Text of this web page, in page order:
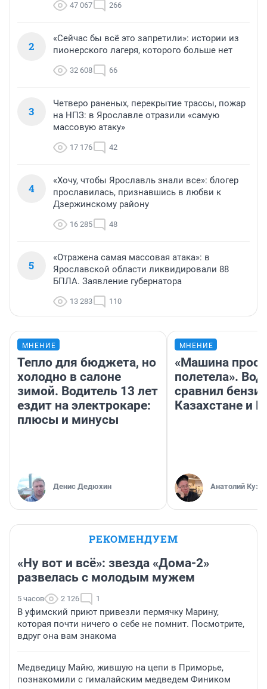
47 067 266
2
«Сейчас бы всё это запретили»: истории из
пионерского лагеря, которого больше нет
32 608 66
3
Четверо раненых, перекрытие трассы, пожар
на НПЗ: в Ярославле отразили «самую
массовую атаку»
17 176 42
4
«Хочу, чтобы Ярославль знали все»: блогер
прославилась, признавшись в любви к
Дзержинскому району
16 285 48
5
«Отражена самая массовая атака»: в
Ярославской области ликвидировали 88
БПЛА. Заявление губернатора
13 283 110
МНЕНИЕ
Тепло для бюджета, но
холодно в салоне
зимой. Водитель 13 лет
ездит на электрокаре:
плюсы и минусы
Денис Дедюхин
МНЕНИЕ
«Машина
полетела».
сравнил
Казахстане и
Анатолий
РЕКОМЕНДУЕМ
«Ну вот и всё»: звезда «Дома-2»
развелась с молодым мужем
5 часов 2 126 1
В уфимский приют привезли пермячку Марину,
которая почти ничего о себе не помнит. Посмотрите,
вдруг она вам знакома
Медведицу Майю, жившую на цепи в Приморье,
познакомили с гималайским медведем Фиником